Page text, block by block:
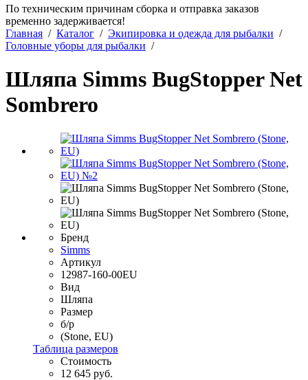
По техническим причинам сборка и отправка заказов
временно задерживается!
Главная / Каталог / Экипировка и одежда для рыбалки /
Головные уборы для рыбалки /
Шляпа Simms BugStopper Net
Sombrero
Бренд
Simms
Артикул
12987-160-00EU
Вид
Шляпа
Размер
б/р
(Stone, EU)
Таблица размеров
Стоимость
12 645 руб.